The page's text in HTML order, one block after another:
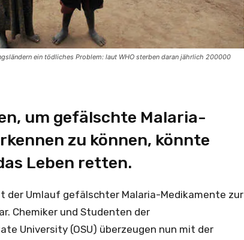
ein tödliches Problem: laut WHO sterben daran jährlich 200000
um gefälschte Malaria-
zu können, könnte
Leben retten.
der Umlauf gefälschter Malaria-Medikamente zur
Chemiker und Studenten der
University (OSU) überzeugen nun mit der